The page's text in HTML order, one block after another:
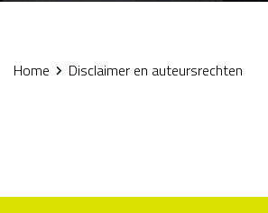
Home Disclaimer en auteursrechten